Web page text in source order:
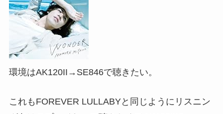
環境はAK120II→SE846で聴きたい。
これもFOREVER LULLABYと同じようにリスニン